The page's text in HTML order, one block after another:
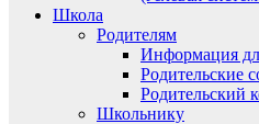
Школа
Родителям
Информация
Родительские
Родительский
Школьнику